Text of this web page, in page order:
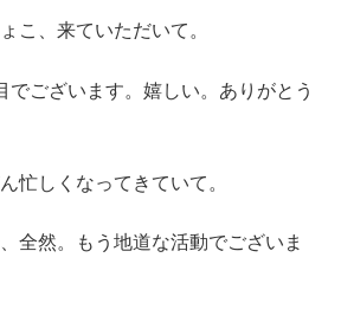
こ、来ていただいて。
でございます。嬉しい。ありがとう
忙しくなってきていて。
全然。もう地道な活動でございま